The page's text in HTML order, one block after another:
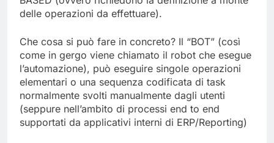
delle operazioni da effettuare).
Che cosa si può fare in concreto? Il “BOT” (così
come in gergo viene chiamato il robot che esegue
l’automazione), può eseguire singole operazioni
elementari o una sequenza codificata di task
normalmente svolti manualmente dagli utenti
(seppure nell’ambito di processi end to end
supportati da applicativi interni di ERP/Reporting)